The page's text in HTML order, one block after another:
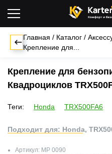
Главная / Каталог /
Крепление для...
Крепление для
Квадроциклов
Теги: Honda TRX500FA6
Подходит для: Honda,
Артикул: MP 0090